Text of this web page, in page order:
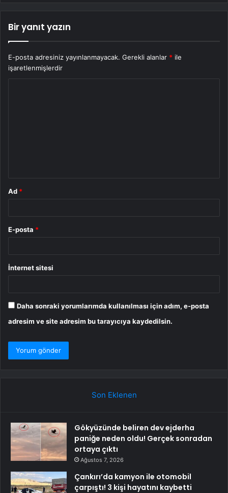
Bir yanıt yazın
E-posta adresiniz yayınlanmayacak. Gerekli alanlar * ile
işaretlenmişlerdir
Ad *
E-posta *
İnternet sitesi
Daha sonraki yorumlarımda kullanılması için adım, e-posta
adresim ve site adresim bu tarayıcıya kaydedilsin.
Son Eklenen
Gökyüzünde beliren dev ejderha
paniğe neden oldu! Gerçek sonradan
ortaya çıktı
Ağustos 7, 2026
Çankırı’da kamyon ile otomobil
çarpıştı! 3 kişi hayatını kaybetti